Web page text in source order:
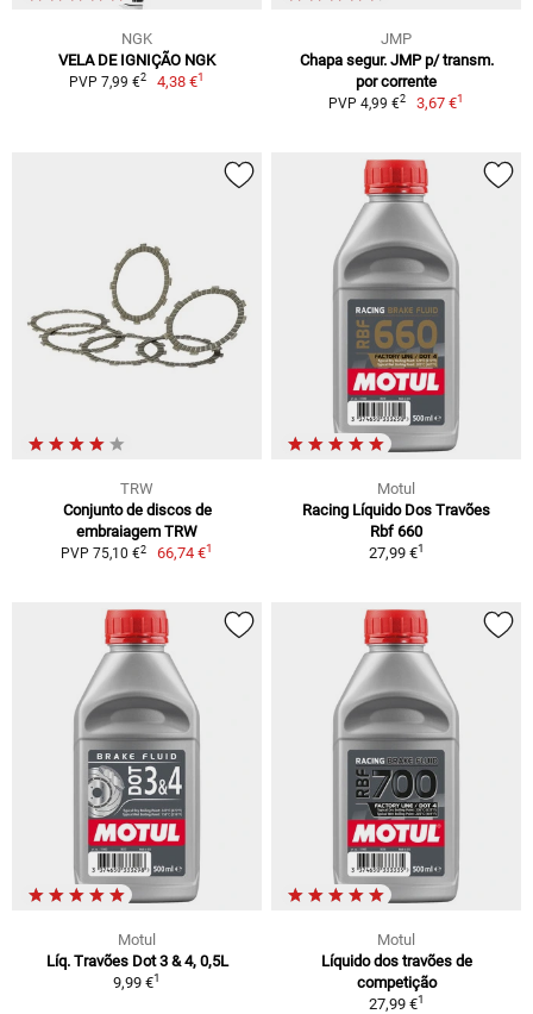
NGK
VELA DE IGNIÇÃO NGK
PVP 7,99 €2 4,38 €1
JMP
Chapa segur. JMP p/ transm.
por corrente
PVP 4,99 €2 3,67 €1
TRW
Conjunto de discos de
embraiagem TRW
PVP 75,10 €2 66,74 €1
Motul
Racing Líquido Dos Travões
Rbf 660
27,99 €1
Motul
Líq. Travões Dot 3 & 4, 0,5L
9,99 €1
Motul
Líquido dos travões de
competição
27,99 €1